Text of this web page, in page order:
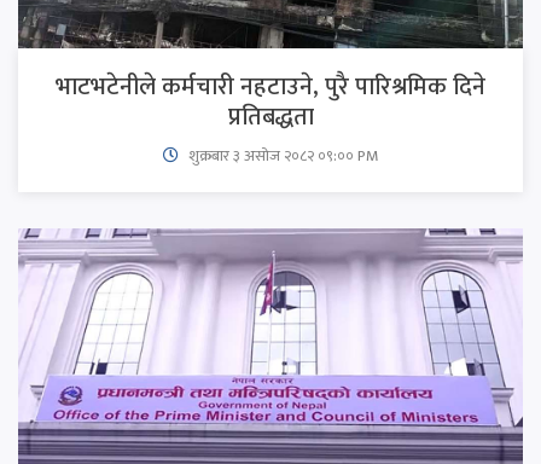
भाटभटेनीले कर्मचारी नहटाउने, पुरै पारिश्रमिक दिने
प्रतिबद्धता
शुक्रबार​ ३ असोज २०८२ ०९:०० PM